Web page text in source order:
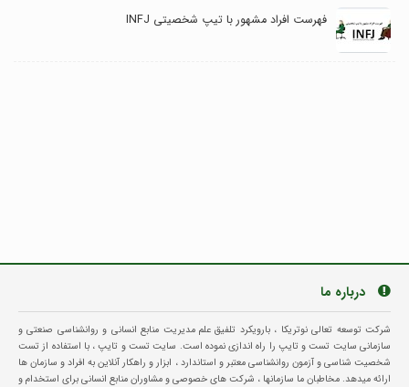
فهرست افراد مشهور با تیپ شخصیتی INFJ
درباره ما
شرکت توسعه تعالی نوتریکا ، بارویکرد تلفیق علم مدیریت منابع انسانی و روانشناسی صنعتی و
سازمانی سایت تست و تایپ را راه اندازی نموده است. سایت تست و تایپ ، با استفاده از تست
شخصیت شناسی و آزمون روانشناسی معتبر و استاندارد ، ابزار و راهکار آنلاین به افراد و سازمان ها
ارائه میدهد. مخاطبان ما سازمانها ، شرکت های خصوصی و مشاوران منابع انسانی برای استخدام و